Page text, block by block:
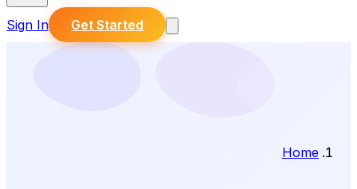
Sign In Get Started
Home